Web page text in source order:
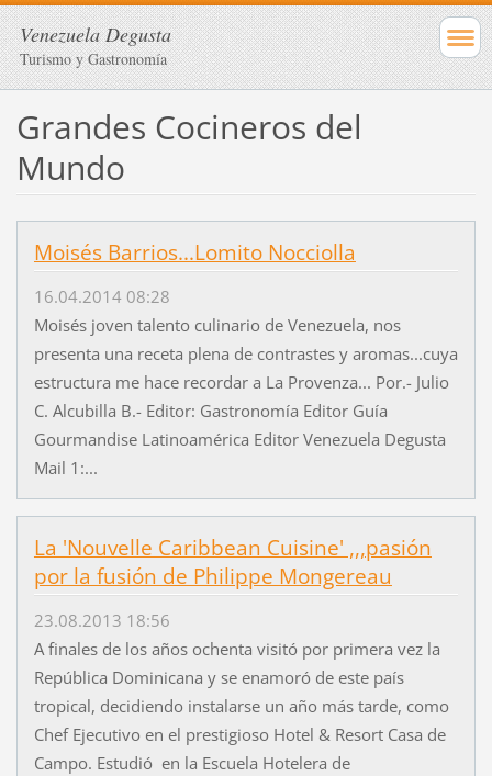
Venezuela Degusta
Turismo y Gastronomía
Grandes Cocineros del
Mundo
Moisés Barrios...Lomito Nocciolla
16.04.2014 08:28
Moisés joven talento culinario de Venezuela, nos
presenta una receta plena de contrastes y aromas...cuya
estructura me hace recordar a La Provenza... Por.- Julio
C. Alcubilla B.- Editor: Gastronomía Editor Guía
Gourmandise Latinoamérica Editor Venezuela Degusta
Mail 1:...
La 'Nouvelle Caribbean Cuisine' ,,,pasión
por la fusión de Philippe Mongereau
23.08.2013 18:56
A finales de los años ochenta visitó por primera vez la
República Dominicana y se enamoró de este país
tropical, decidiendo instalarse un año más tarde, como
Chef Ejecutivo en el prestigioso Hotel & Resort Casa de
Campo. Estudió en la Escuela Hotelera de